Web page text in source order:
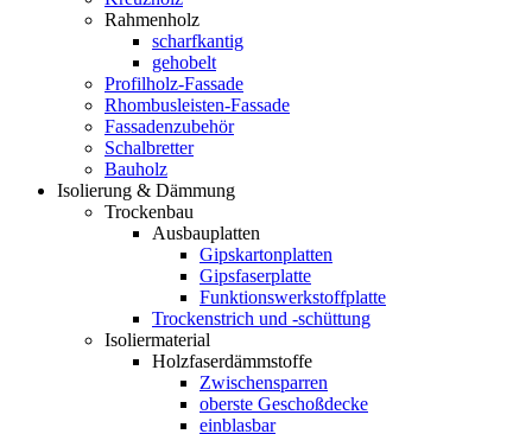
Rahmenholz
scharfkantig
gehobelt
Profilholz-Fassade
Rhombusleisten-Fassade
Fassadenzubehör
Schalbretter
Bauholz
Isolierung & Dämmung
Trockenbau
Ausbauplatten
Gipskartonplatten
Gipsfaserplatte
Funktionswerkstoffplatte
Trockenstrich und -schüttung
Isoliermaterial
Holzfaserdämmstoffe
Zwischensparren
oberste Geschoßdecke
einblasbar